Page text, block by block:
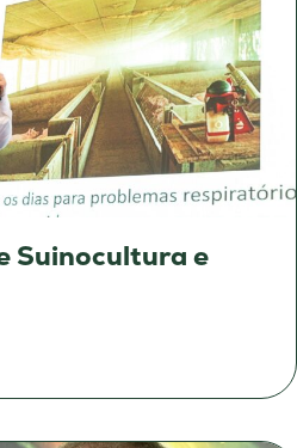
Suinocultura e